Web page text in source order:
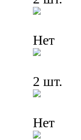
Нет
2 шт.
Нет